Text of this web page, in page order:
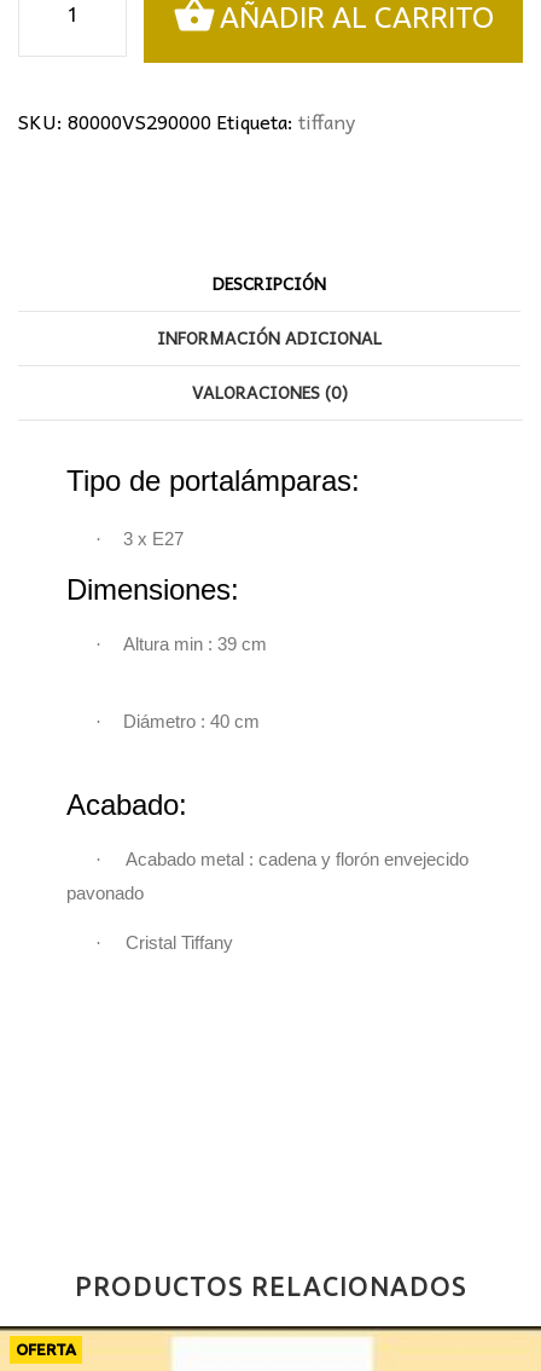
Tiffany
flores
AÑADIR AL CARRITO
SKU: 80000VS290000Etiqueta: tiffany
DESCRIPCIÓN
INFORMACIÓN ADICIONAL
VALORACIONES (0)
Tipo de portalámparas:
· 3 x E27
Dimensiones:
· Altura min : 39 cm
· Diámetro : 40 cm
Acabado:
·
Acabado metal : cadena y florón envejecido
pavonado
· Cristal Tiffany
PRODUCTOS RELACIONADOS
OFERTA